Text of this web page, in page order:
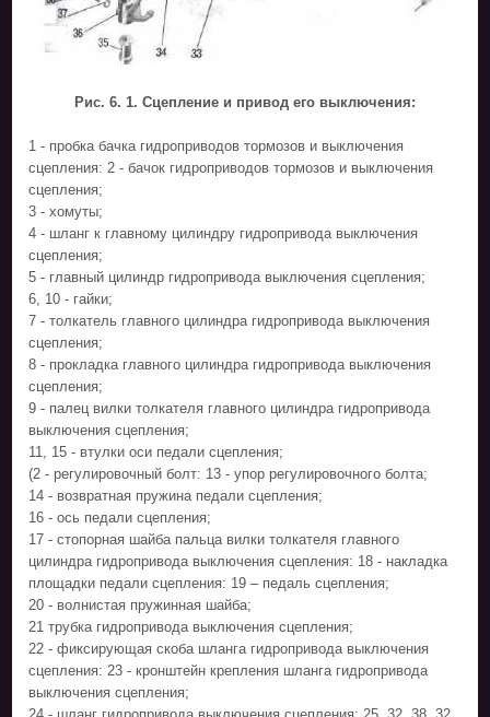
Рис. 6. 1. Сцепление и привод его выключения:
1 - пробка бачка гидроприводов тормозов и выключения
сцепления: 2 - бачок гидроприводов тормозов и выключения
сцепления;
3 - хомуты;
4 - шланг к главному цилиндру гидропривода выключения
сцепления;
5 - главный цилиндр гидропривода выключения сцепления;
6, 10 - гайки;
7 - толкатель главного цилиндра гидропривода выключения
сцепления;
8 - прокладка главного цилиндра гидропривода выключения
сцепления;
9 - палец вилки толкателя главного цилиндра гидропривода
выключения сцепления;
11, 15 - втулки оси педали сцепления;
(2 - регулировочный болт: 13 - упор регулировочного болта;
14 - возвратная пружина педали сцепления;
16 - ось педали сцепления;
17 - стопорная шайба пальца вилки толкателя главного
цилиндра гидропривода выключения сцепления: 18 - накладка
площадки педали сцепления: 19 – педаль сцепления;
20 - волнистая пружинная шайба;
21 трубка гидропривода выключения сцепления;
22 - фиксирующая скоба шланга гидропривода выключения
сцепления: 23 - кронштейн крепления шланга гидропривода
выключения сцепления;